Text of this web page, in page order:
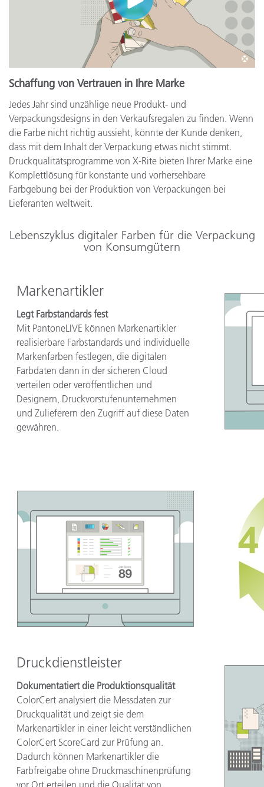
Schaffung von Vertrauen in Ihre Marke
Jedes Jahr sind unzählige neue Produkt- und
Verpackungsdesigns in den Verkaufsregalen zu finden. Wenn
die Farbe nicht richtig aussieht, könnte der Kunde denken,
dass mit dem Inhalt der Verpackung etwas nicht stimmt.
Druckqualitätsprogramme von X-Rite bieten Ihrer Marke eine
Komplettlösung für konstante und vorhersehbare
Farbgebung bei der Produktion von Verpackungen bei
Lieferanten weltweit.
Lebenszyklus digitaler Farben für die Verpackung
von Konsumgütern
Markenartikler
Legt Farbstandards fest
Mit PantoneLIVE können Markenartikler
realisierbare Farbstandards und individuelle
Markenfarben festlegen, die digitalen
Farbdaten dann in der sicheren Cloud
verteilen oder veröffentlichen und
Designern, Druckvorstufenunternehmen
und Zulieferern den Zugriff auf diese Daten
gewähren.
Druckdienstleister
Dokumentatiert die Produktionsqualität
ColorCert analysiert die Messdaten zur
Druckqualität und zeigt sie dem
Markenartikler in einer leicht verständlichen
ColorCert ScoreCard zur Prüfung an.
Dadurch können Markenartikler die
Farbfreigabe ohne Druckmaschinenprüfung